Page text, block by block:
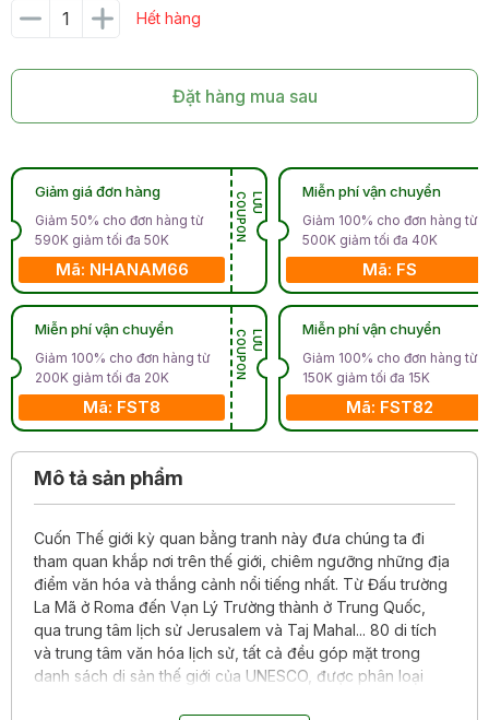
Hết hàng
Đặt hàng mua sau
Giảm giá đơn hàng
Giảm 50% cho đơn hàng từ
590K giảm tối đa 50K
Mã: NHANAM66
L
Ư
U
C
O
U
P
O
N
Miễn phí vận chuyển
Giảm 100% cho đơn hàng từ
200K giảm tối đa 20K
Mã: FST8
L
Ư
U
C
O
U
P
O
N
Miễn phí vận chuyển
Giảm 100% cho đơn hàng từ
500K giảm tối đa 40K
Mã: FS
Miễn phí vận chuyển
Giảm 100% cho đơn hàng từ
150K giảm tối đa 15K
Mã: FST82
Mô tả sản phẩm
Cuốn Thế giới kỳ quan bằng tranh này đưa chúng ta đi
tham quan khắp nơi trên thế giới, chiêm ngưỡng những địa
điểm văn hóa và thắng cảnh nổi tiếng nhất. Từ Đấu trường
La Mã ở Roma đến Vạn Lý Trường thành ở Trung Quốc,
qua trung tâm lịch sử Jerusalem và Taj Mahal... 80 di tích
và trung tâm văn hóa lịch sử, tất cả đều góp mặt trong
danh sách di sản thế giới của UNESCO, được phân loại